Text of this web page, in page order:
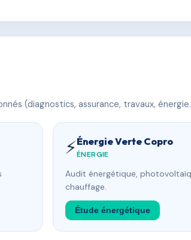
(diagnostics, assurance, travaux,
⚡Énergie Verte Copro
ÉNERGIE
Audit énergétique,
chauffage.
Étude énergétique